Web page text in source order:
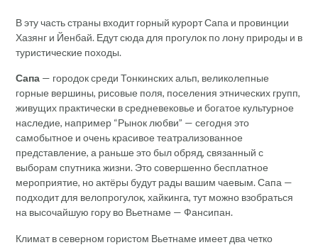
В эту часть страны входит горный курорт Сапа и провинции
Хазянг и Йенбай. Едут сюда для прогулок по лону природы и в
туристические походы.
Сапа — городок среди Тонкинских альп, великолепные
горные вершины, рисовые поля, поселения этнических групп,
живущих практически в средневековье и богатое культурное
наследие, например “Рынок любви” — сегодня это
самобытное и очень красивое театрализованное
представление, а раньше это был обряд, связанный с
выборам спутника жизни. Это совершенно бесплатное
мероприятие, но актёры будут рады вашим чаевым. Сапа —
подходит для велопрогулок, хайкинга, тут можно взобраться
на высочайшую гору во Вьетнаме — Фансипан.
Климат в северном гористом Вьетнаме имеет два четко